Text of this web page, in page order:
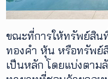
ขณะที่การให้ทรัพย์สิน
ทองคำ หุ้น หรือทรัพย์
เป็นหลัก โดยแบ่งตา